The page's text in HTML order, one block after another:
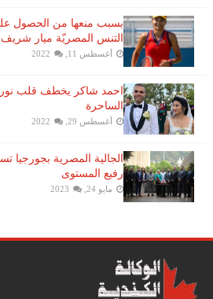
بسبب منعها من الحصول
التنس​ المصريّة ​ميار شريف​
أغسطس 11, 2022
احمد شاكر يخطف قلب
الساحرة
أغسطس 29, 2022
الجالية المصرية
رفيع المستوى
مايو 24, 2023